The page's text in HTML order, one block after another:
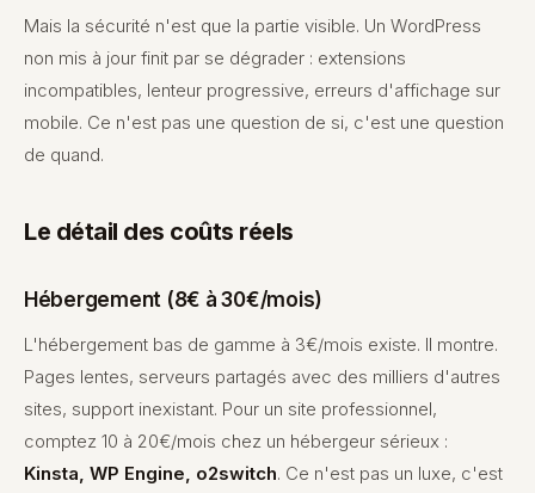
Mais la sécurité n'est que la partie visible. Un WordPress
non mis à jour finit par se dégrader : extensions
incompatibles, lenteur progressive, erreurs d'affichage sur
mobile. Ce n'est pas une question de si, c'est une question
de quand.
Le détail des coûts réels
Hébergement (8€ à 30€/mois)
L'hébergement bas de gamme à 3€/mois existe. Il montre.
Pages lentes, serveurs partagés avec des milliers d'autres
sites, support inexistant. Pour un site professionnel,
comptez 10 à 20€/mois chez un hébergeur sérieux :
Kinsta, WP Engine, o2switch. Ce n'est pas un luxe, c'est